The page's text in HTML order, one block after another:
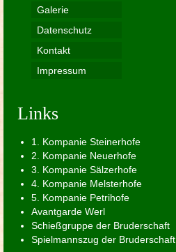
Galerie
Datenschutz
Kontakt
Impressum
Links
1. Kompanie Steinerhofe
2. Kompanie Neuerhofe
3. Kompanie Sälzerhofe
4. Kompanie Melsterhofe
5. Kompanie Petrihofe
Avantgarde Werl
Schießgruppe der Bruderschaft
Spielmannszug der Bruderschaft